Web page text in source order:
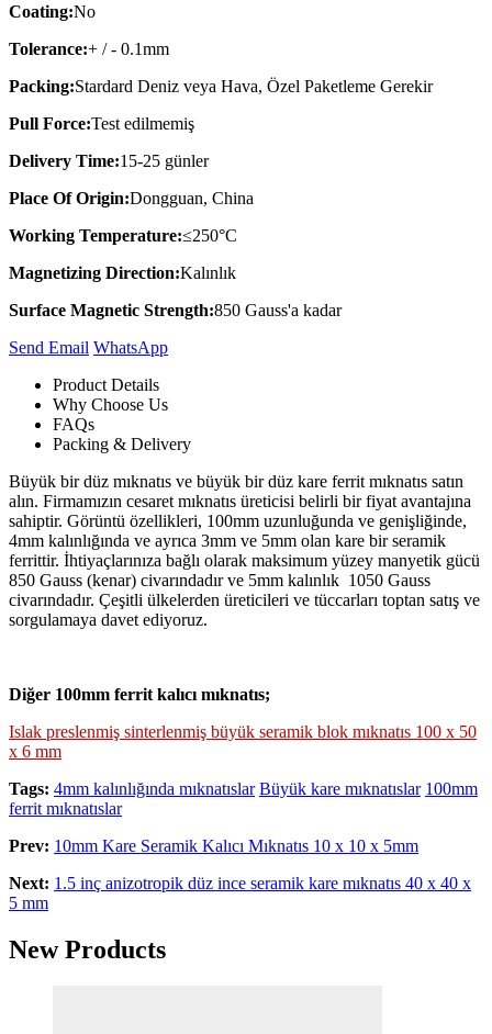
Coating:No
Tolerance:+ / - 0.1mm
Packing:Stardard Deniz veya Hava, Özel Paketleme Gerekir
Pull Force:Test edilmemiş
Delivery Time:15-25 günler
Place Of Origin:Dongguan, China
Working Temperature:≤250°C
Magnetizing Direction:Kalınlık
Surface Magnetic Strength:850 Gauss'a kadar
Send Email Whats​App
Product Details
Why Choose Us
FAQs
Packing & Delivery
Büyük bir düz mıknatıs ve büyük bir düz kare ferrit mıknatıs satın
alın. Firmamızın cesaret mıknatıs üreticisi belirli bir fiyat avantajına
sahiptir. Görüntü özellikleri, 100mm uzunluğunda ve genişliğinde,
4mm kalınlığında ve ayrıca 3mm ve 5mm olan kare bir seramik
ferrittir. İhtiyaçlarınıza bağlı olarak maksimum yüzey manyetik gücü
850 Gauss (kenar) civarındadır ve 5mm kalınlık 1050 Gauss
civarındadır. Çeşitli ülkelerden üreticileri ve tüccarları toptan satış ve
sorgulamaya davet ediyoruz.
Diğer 100mm ferrit kalıcı mıknatıs;
Islak preslenmiş sinterlenmiş büyük seramik blok mıknatıs 100 x 50
x 6 mm
Tags: 4mm kalınlığında mıknatıslar Büyük kare mıknatıslar 100mm
ferrit mıknatıslar
Prev: 10mm Kare Seramik Kalıcı Mıknatıs 10 x 10 x 5mm
Next: 1.5 inç anizotropik düz ince seramik kare mıknatıs 40 x 40 x
5 mm
New Products